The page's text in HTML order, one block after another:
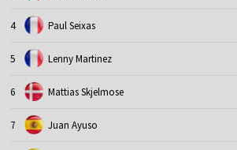
4 Paul Seixas
5 Lenny Martinez
6 Mattias Skjelmose
7 Juan Ayuso